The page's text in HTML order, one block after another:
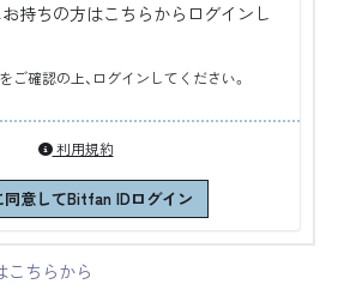
持ちの方はこちらからログインし
ご確認の上、ログインしてください。
利用規約
同意してBitfan IDログイン
こちらから